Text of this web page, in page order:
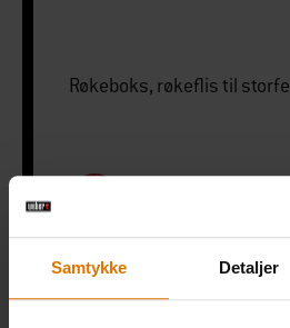
Samtykke Detaljer
Røkeboks, røkeflis til storfe